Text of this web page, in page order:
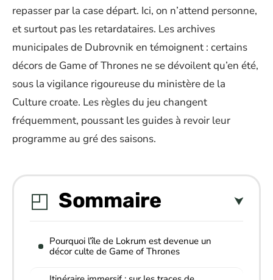
repasser par la case départ. Ici, on n’attend personne,
et surtout pas les retardataires. Les archives
municipales de Dubrovnik en témoignent : certains
décors de Game of Thrones ne se dévoilent qu’en été,
sous la vigilance rigoureuse du ministère de la
Culture croate. Les règles du jeu changent
fréquemment, poussant les guides à revoir leur
programme au gré des saisons.
Sommaire
Pourquoi l’île de Lokrum est devenue un
décor culte de Game of Thrones